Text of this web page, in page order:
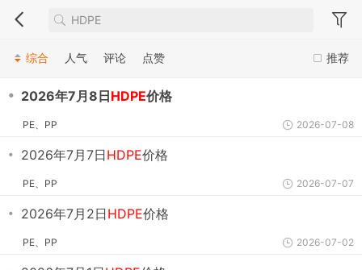
推荐
综合 人气 评论 点赞
・ 2026年7月8日HDPE价格
PE、PP 2026-07-08
・ 2026年7月7日HDPE价格
PE、PP 2026-07-07
・ 2026年7月2日HDPE价格
PE、PP 2026-07-02